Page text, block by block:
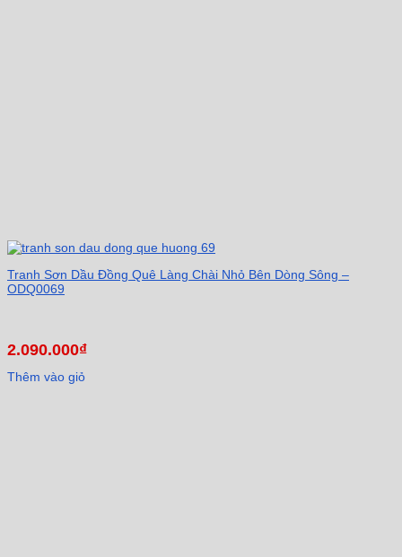
Tranh Sơn Dầu Đồng Quê Làng Chài Nhỏ Bên Dòng Sông –
ODQ0069
2.090.000₫
Thêm vào giỏ